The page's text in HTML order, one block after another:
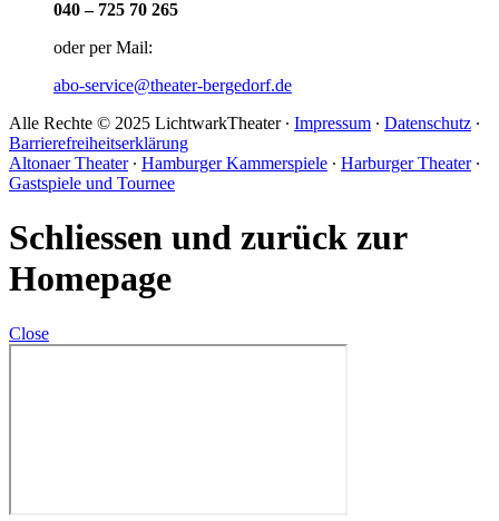
040 – 725 70 265
oder per Mail:
abo-service@theater-bergedorf.de
Alle Rechte © 2025 LichtwarkTheater ∙ Impressum ∙ Datenschutz ∙
Barrierefreiheitserklärung
Altonaer Theater∙ Hamburger Kammerspiele ∙ Harburger Theater∙
Gastspiele und Tournee
Schliessen und zurück zur
Homepage
Close